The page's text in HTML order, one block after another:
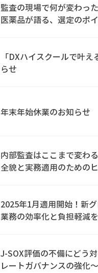
監査の現場で何が変わっ
医薬品が語る、選定のポ
「DXハイスクールで叶
らせ
年末年始休業のお知らせ
内部監査はここまで変わ
全貌と実務適用のための
2025年1月適用開始！新
業務の効率化と負担軽減
J-SOX評価の不備にどう
レートガバナンスの強化～